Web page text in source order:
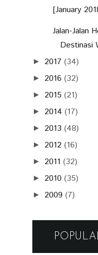
[January
Jalan-Jalan
Destinasi
► 2017 (34)
► 2016 (32)
► 2015 (21)
► 2014 (17)
► 2013 (48)
► 2012 (16)
► 2011 (32)
► 2010 (35)
► 2009 (7)